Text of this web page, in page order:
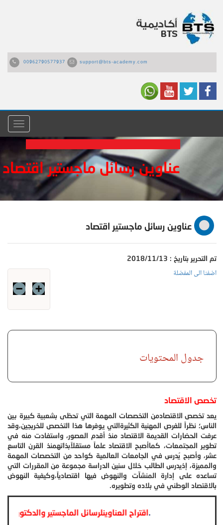
00962790577937 support@bts-academy.com
القائمة
عناوين رسائل ماجستير اقتصاد
عناوين رسائل ماجستير اقتصاد
تم التحرير بتاريخ : 2018/11/13
اضفنا الى المفضلة
جدول المحتويات
تخصص الاقتصاد
يعد تخصص الاقتصادمن التخصصات المهمة التي تحظى بشعبية كبيرة بين
الناس؛ نظراً للفرص المهنية الكثيرةالتي يوفرها هذا التخصص للخريجين،وقد
عرفت الحضارات القديمة الاقتصاد منذ أقدم العصور، واستفادت منه في
تطوير المجتمعات، كماأصبح الاقتصاد علماً مستقلاًبذاتهمنذ القرن التاسع
عشر، وأصبح يُدرس في الجامعات العالمية كواحد من التخصصات المهمة
والمميزة، إذيدرس الطالب خلال سنين الدراسة مجموعة من المقررات التي
تساعده على إدارة المنشآت والنهوض فيها اقتصادياً،وكيفية النهوض
بالاقتصاد الوطني في بلاده وتطويره.
. اقتراح العناوينلرسائل الماجستير